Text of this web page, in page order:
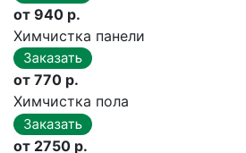
от 940 р.
Химчистка панели
от 770 р.
Химчистка пола
от 2750 р.